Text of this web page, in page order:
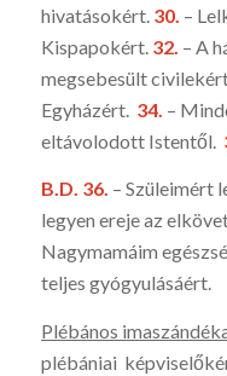
hivatásokért. 30. –
Kispapokért. 32. – A
megsebesült
Egyházért. 34. –
eltávolodott Istentől.
B.D. 36. – Szüleimért
legyen ereje az
Nagymamáim
teljes gyógyulásáért.
Plébános
plébániai